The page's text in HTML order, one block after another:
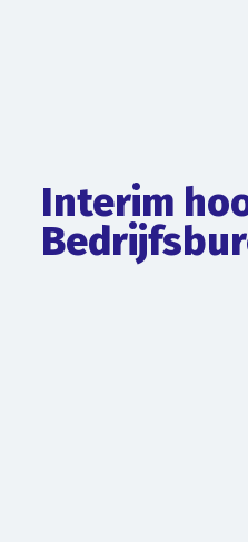
Interim